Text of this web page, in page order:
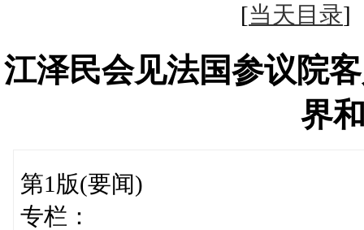
[当天目录
江泽民会见法国参议院
界
第1版(要闻)
专栏：